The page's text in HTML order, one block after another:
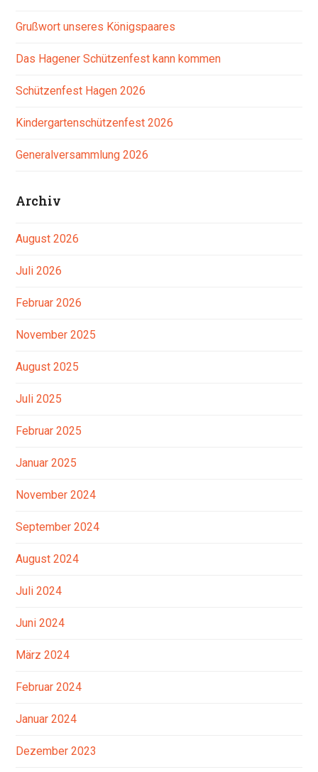
Grußwort unseres Königspaares
Das Hagener Schützenfest kann kommen
Schützenfest Hagen 2026
Kindergartenschützenfest 2026
Generalversammlung 2026
Archiv
August 2026
Juli 2026
Februar 2026
November 2025
August 2025
Juli 2025
Februar 2025
Januar 2025
November 2024
September 2024
August 2024
Juli 2024
Juni 2024
März 2024
Februar 2024
Januar 2024
Dezember 2023